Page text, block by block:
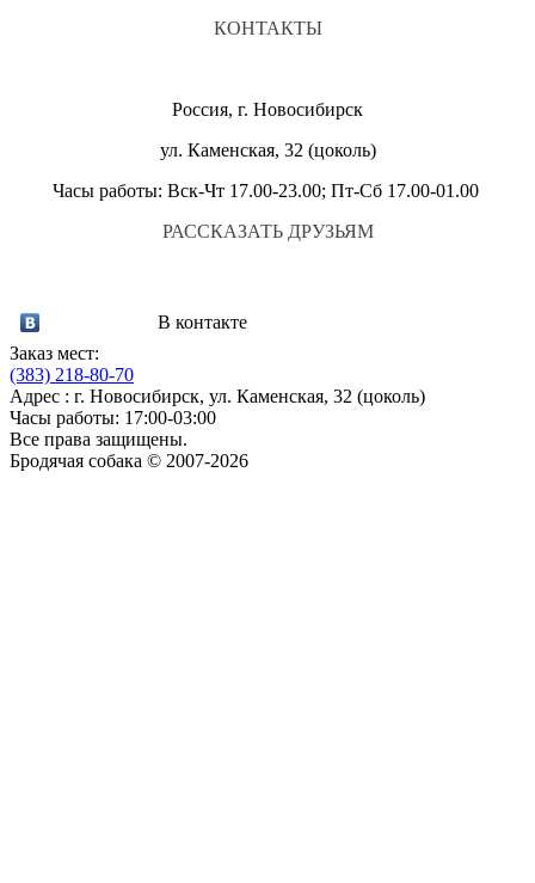
КОНТАКТЫ
Россия, г. Новосибирск
ул. Каменская, 32 (цоколь)
Часы работы: Вск-Чт 17.00-23.00; Пт-Сб 17.00-01.00
РАССКАЗАТЬ ДРУЗЬЯМ
В контакте
Заказ мест:
(383) 218-80-70
Адрес : г. Новосибирск, ул. Каменская, 32 (цоколь)
Часы работы: 17:00-03:00
Все права защищены.
Бродячая собака © 2007-2026